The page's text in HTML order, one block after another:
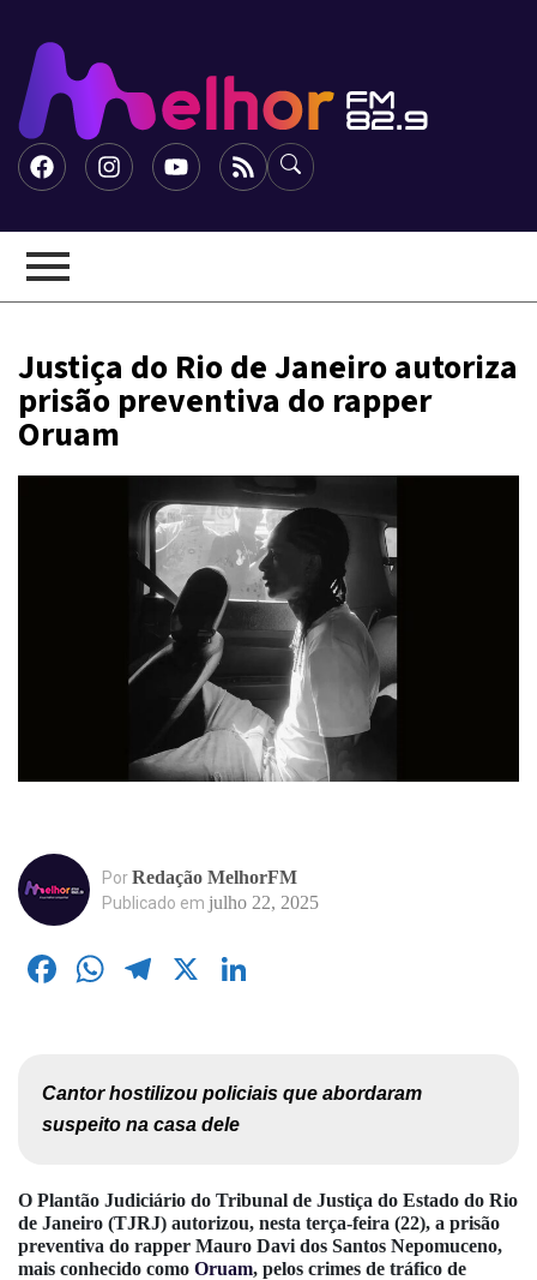
Justiça do Rio de Janeiro autoriza
prisão preventiva do rapper
Oruam
PorRedação MelhorFM
Publicado em julho 22, 2025
Facebook
WhatsApp
Telegram
X
Cantor hostilizou policiais que abordaram
suspeito na casa dele
O Plantão Judiciário do Tribunal de Justiça do Estado do Rio
de Janeiro (TJRJ) autorizou, nesta terça-feira (22), a prisão
preventiva do rapper Mauro Davi dos Santos Nepomuceno,
mais conhecido como Oruam, pelos crimes de tráfico de